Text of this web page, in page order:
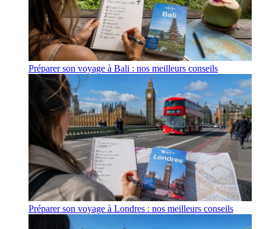
Préparer son voyage à Bali : nos meilleurs conseils
Préparer son voyage à Londres : nos meilleurs conseils